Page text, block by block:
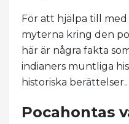
För att hjälpa till
myterna kring den
här är några fakta
indianers muntliga
historiska berättelser..
Pocahontas